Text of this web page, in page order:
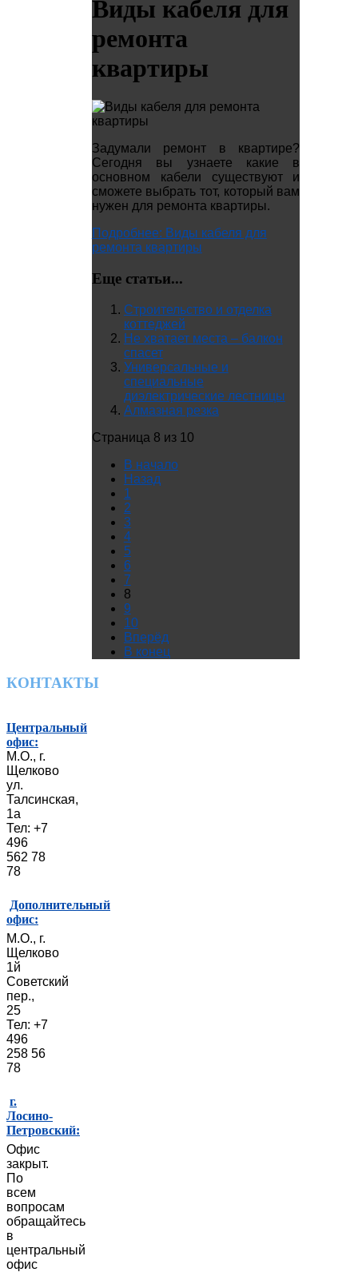
Виды кабеля для
ремонта
квартиры
Задумали ремонт в квартире?
Сегодня вы узнаете какие в
основном кабели существуют и
сможете выбрать тот, который вам
нужен для ремонта квартиры.
Подробнее: Виды кабеля для
ремонта квартиры
Еще статьи...
Строительство и отделка
коттеджей
Не хватает места – балкон
спасет
Универсальные и
специальные
диэлектрические лестницы
Алмазная резка
Страница 8 из 10
В начало
Назад
1
2
3
4
5
6
7
8
9
10
Вперёд
В конец
КОНТАКТЫ
Центральный
офис:
М.О., г.
Щелково
ул.
Талсинская,
1а
Тел: +7
496
562 78
78
Дополнительный
офис:
М.О., г.
Щелково
1й
Советский
пер.,
25
Тел: +7
496
258 56
78
г.
Лосино-
Петровский:
Офис
закрыт.
По
всем
вопросам
обращайтесь
в
центральный
офис